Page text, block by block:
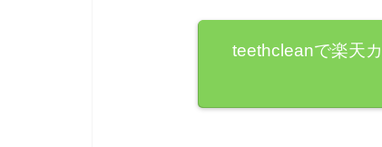
teethcleanで楽天